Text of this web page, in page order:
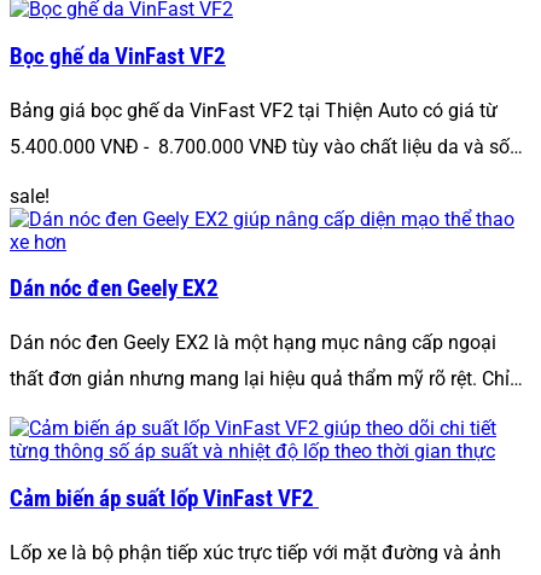
Bọc ghế da VinFast VF2
Bảng giá bọc ghế da VinFast VF2 tại Thiện Auto có giá từ
5.400.000 VNĐ - 8.700.000 VNĐ tùy vào chất liệu da và số…
sale!
Dán nóc đen Geely EX2
Dán nóc đen Geely EX2 là một hạng mục nâng cấp ngoại
thất đơn giản nhưng mang lại hiệu quả thẩm mỹ rõ rệt. Chỉ…
Cảm biến áp suất lốp VinFast VF2
Lốp xe là bộ phận tiếp xúc trực tiếp với mặt đường và ảnh